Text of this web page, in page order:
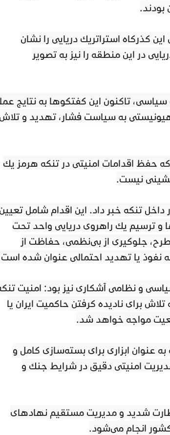
بودند.
گذرگاه استراتژیک دریایی را نشان
در این منطقه را نیز به تصویر
تاکنون این گفتگوها به نتایج
به سیاست فشار، تهدید و
حفظ اقدامات امنیتی در تنگه هرمز یک
نیست.
داخل تنگه خبر داد. این اقدام شامل
ترسیم یک راهروی دریایی واحد تحت
جلوگیری از بی‌نظمی، حفاظت از
نفوذ یا تهدید احتمالی عنوان شده
و نظامی آشکاری نیز بود: امنیت
برای نادیده گرفتن حاکمیت ایران یا
مواجه خواهد شد.
عنوان ابزاری برای بسته‌سازی کامل و
امنیتی دقیق در شرایط جنگ و
نظارت شدید و مدیریت مستقیم نهادهای
انجام می‌شود.